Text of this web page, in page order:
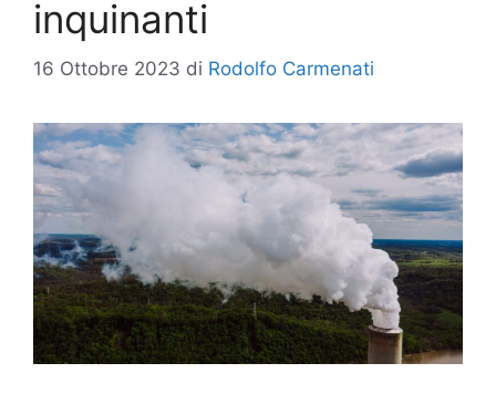
inquinanti
16 Ottobre 2023 di Rodolfo Carmenati